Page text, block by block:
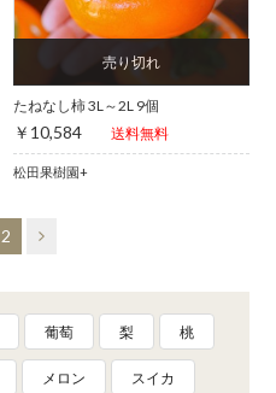
たねなし柿 3L～2L 9個
￥10,584 送料無料
松田果樹園+
2
葡萄 梨 桃
メロン スイカ